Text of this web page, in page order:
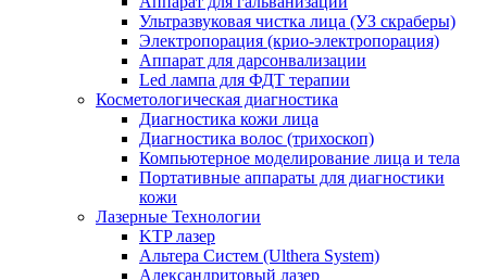
Ультразвуковая чистка лица (УЗ скраберы)
Электропорация (крио-электропорация)
Аппарат для дарсонвализации
Led лампа для ФДТ терапии
Косметологическая диагностика
Диагностика кожи лица
Диагностика волос (трихоскоп)
Компьютерное моделирование лица и тела
Портативные аппараты для диагностики
кожи
Лазерные Технологии
KTP лазер
Альтера Систем (Ulthera System)
Александритовый лазер